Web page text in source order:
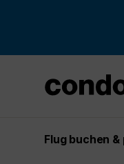
Flug buchen &